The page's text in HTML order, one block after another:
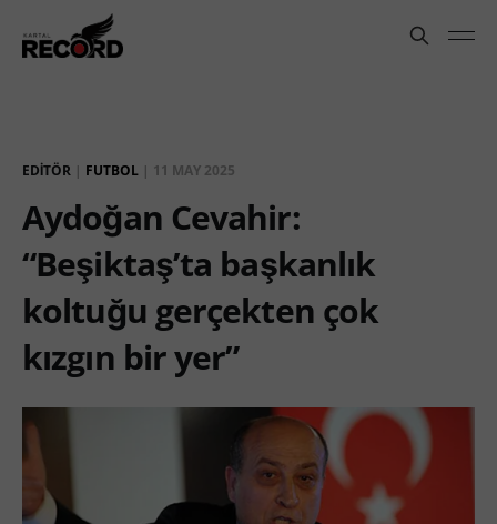
EDITÖR | FUTBOL | 11 MAY 2025
Aydoğan Cevahir:
“Beşiktaş’ta başkanlık
koltuğu gerçekten çok
kızgın bir yer”